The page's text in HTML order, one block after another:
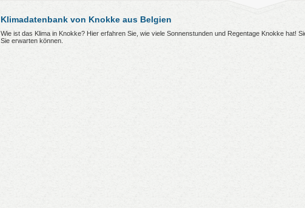
Klimadatenbank von Knokke aus Belgien
Wie ist das Klima in Knokke? Hier erfahren Sie, wie viele Sonnenstunden und Regentage Knokke hat!
Sie erwarten können.